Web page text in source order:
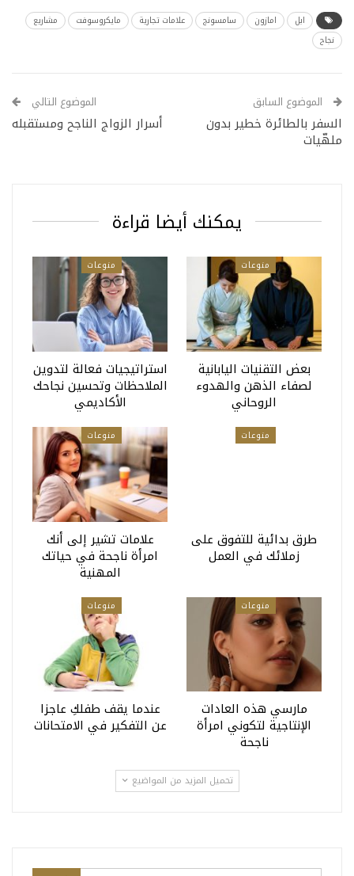
ابل امازون سامسونج علامات تجارية مايكروسوفت
مشاريع
نجاح
الموضوع السابق
السفر بالطائرة خطير بدون
ملهّيات
الموضوع التالي
أسرار الزواج الناجح ومستقبله
يمكنك أيضا قراءة
منوعات
بعض التقنيات اليابانية
لصفاء الذهن والهدوء
الروحاني
منوعات
استراتيجيات فعالة لتدوين
الملاحظات وتحسين نجاحك
الأكاديمي
منوعات
طرق بدائية للتفوق على
زملائك في العمل
منوعات
علامات تشير إلى أنك
امرأة ناجحة في حياتك
المهنية
منوعات
مارسي هذه العادات
الإنتاجية لتكوني امرأة
ناجحة
منوعات
عندما يقف طفلكِ عاجزا
عن التفكير في الامتحانات
تحميل المزيد من المواضيع